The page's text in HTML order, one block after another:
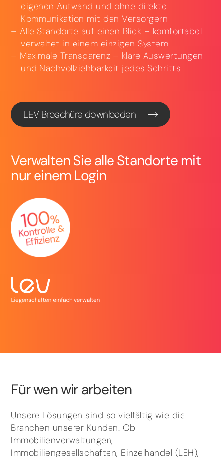
Verwalten Sie alle Standorte mit
nur einem Login
eigenen Aufwand und ohne direkte
Kommunikation mit den Versorgern
Alle Standorte auf einen Blick – komfortabel
verwaltet in einem einzigen System
Maximale Transparenz – klare Auswertungen
und Nachvollziehbarkeit jedes Schritts
LEV Broschüre downloaden
Für wen wir arbeiten
Unsere Lösungen sind so vielfältig wie die
Branchen unserer Kunden. Ob
Immobilienverwaltungen,
Immobiliengesellschaften, Einzelhandel (LEH),